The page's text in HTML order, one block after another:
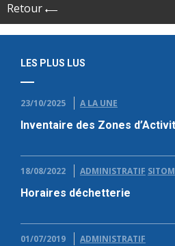
Retour
LES PLUS LUS
23/10/2025 A LA UNE
Inventaire des Zones
18/08/2022 ADMINISTRATIF SITOM
Horaires déchetterie
01/07/2019 ADMINISTRATIF